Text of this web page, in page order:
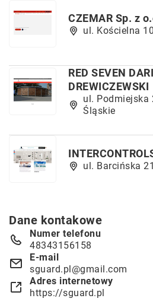
CZEMAR Sp. z
ul. Kościelna
RED SEVEN
DREWICZEWSKI
ul. Podmiejska
Śląskie
ul. Barcińska
Dane kontakowe
Numer telefonu
48343156158
E-mail
sguard.pl@gmail.com
Adres internetowy
https://sguard.pl